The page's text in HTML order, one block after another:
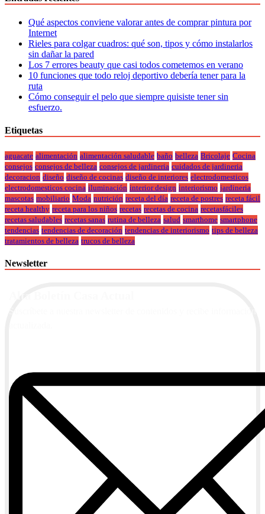
Qué aspectos conviene valorar antes de comprar pintura por
Internet
Rieles para colgar cuadros: qué son, tipos y cómo instalarlos
sin dañar la pared
Los 7 errores beauty que casi todos cometemos en verano
10 funciones que todo reloj deportivo debería tener para la
ruta
Cómo conseguir el pelo que siempre quisiste tener sin
esfuerzo.
Etiquetas
aguacate alimentación alimentación saludable baño belleza Bricolaje Cocina
consejos consejos de belleza consejos de jardineria cuidados de jardineria
decoracion diseño diseño de cocinas diseño de interiores electrodomesticos
electrodomesticos cocina iluminación interior design interiorismo jardineria
mascotas mobiliario Moda nutrición receta del día receta de postres receta fácil
receta healthy receta para los niños recetas recetas de cocina recetasfáciles
recetas saludables recetas sanas rutina de belleza salud smarthome smartphone
tendencias tendencias de decoración tendencias de interiorismo tips de belleza
tratamientos de belleza trucos de belleza
Newsletter